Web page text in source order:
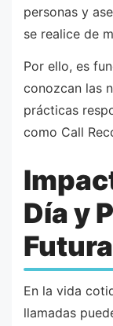
personas y
se realice de
Por ello, es
conozcan las
prácticas
como Call
Día y
En la vida
llamadas